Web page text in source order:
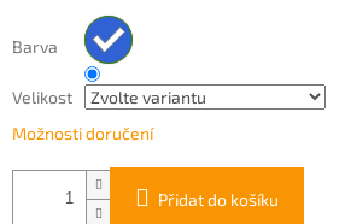
Barva
Velikost
Možnosti doručení
Přidat do košíku